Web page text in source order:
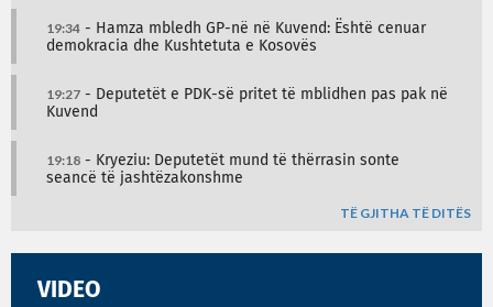
19:34 - Hamza mbledh GP-në në Kuvend: Është cenuar
demokracia dhe Kushtetuta e Kosovës
19:27 - Deputetët e PDK-së pritet të mblidhen pas pak në
Kuvend
19:18 - Kryeziu: Deputetët mund të thërrasin sonte
seancë të jashtëzakonshme
TË GJITHA TË DITËS
VIDEO